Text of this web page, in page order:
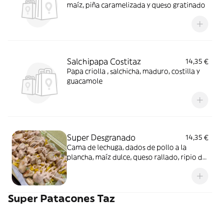
maíz, piña caramelizada y queso gratinado
Salchipapa Costitaz
14,35 €
Papa criolla , salchicha, maduro, costilla y
guacamole
Super Desgranado
14,35 €
Cama de lechuga, dados de pollo a la
plancha, maíz dulce, queso rallado, ripio de
Super Patacones Taz